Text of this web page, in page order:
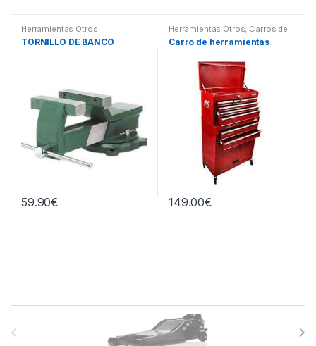
Herramientas Otros
TORNILLO DE BANCO
59.90€
Herramientas Otros, Carros de
Herramientas | Bancos
Carro de herramientas
149.00€